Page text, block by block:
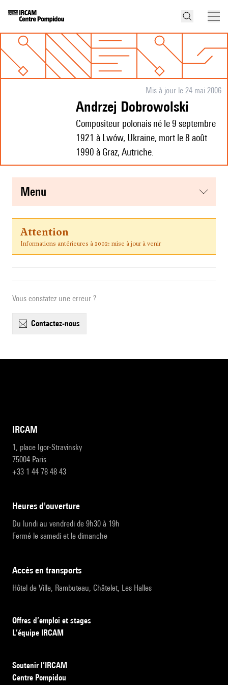
Mis à jour le 24 mai 2006
Andrzej Dobrowolski
Compositeur polonais né le 9 septembre
1921 à Lwów, Ukraine, mort le 8 août
1990 à Graz, Autriche.
menu
Attention
Informations antérieures à 2002: mise à jour à venir
Vous constatez une erreur ?
contactez-nous
IRCAM
1, place Igor-Stravinsky
75004 Paris
+33 1 44 78 48 43
heures d'ouverture
Du lundi au vendredi de 9h30 à 19h
Fermé le samedi et le dimanche
accès en transports
Hôtel de Ville, Rambuteau, Châtelet, Les Halles
Offres d’emploi et stages
L’équipe IRCAM
Soutenir l’IRCAM
Centre Pompidou